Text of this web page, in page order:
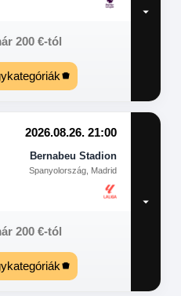
200 €-tól
2026.08.26. 21:00
Bernabeu Stadion
Spanyolország, Madrid
200 €-tól